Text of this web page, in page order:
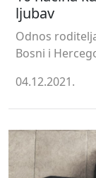
ljubav
Odnos
Bosni i
04.12.2021.